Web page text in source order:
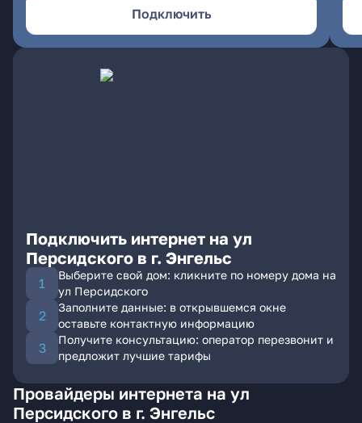
Подключить
Подключить интернет на ул
Персидского в г. Энгельс
Выберите свой дом: кликните по номеру дома на
ул Персидского
Заполните данные: в открывшемся окне
оставьте контактную информацию
Получите консультацию: оператор перезвонит и
предложит лучшие тарифы
Провайдеры интернета на ул
Персидского в г. Энгельс